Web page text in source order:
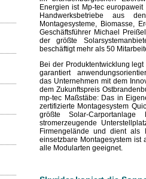
Energien ist Mp-tec
Handwerksbetriebe aus
Montagesysteme, Biomasse,
Geschäftsführer Michael
der größte
beschäftigt mehr als 50
Bei der Produktentwicklung
garantiert
das Unternehmen mit dem
dem Zukunftspreis
mp-tec Maßstäbe: Das in
zertifizierte Montagesystem
größte Solar-
stromerzeugende
Firmengelände und dient als
einsetzbare Montagesystem
alle Modularten geeignet.